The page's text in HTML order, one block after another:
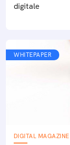
digitale
WHITEPAPER
DIGITAL MAGAZINE